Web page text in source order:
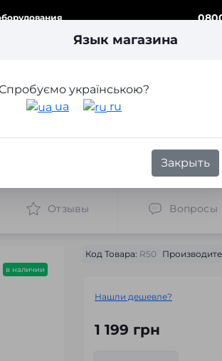
Переходные рамки для замены линз Range
Язык магазина
Спробуємо українською?
ua
ru
Закрыть
Rover Sport
Отзывы Вопросы
в наличии
Код Товара: R50
Нашли дешевле?
1 199 грн